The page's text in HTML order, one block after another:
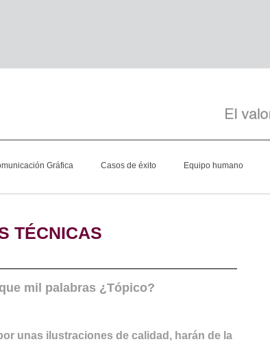
Gráfica Casos de éxito Equipo humano
TÉCNICAS
mil palabras ¿Tópico?
unas ilustraciones de calidad, harán de la